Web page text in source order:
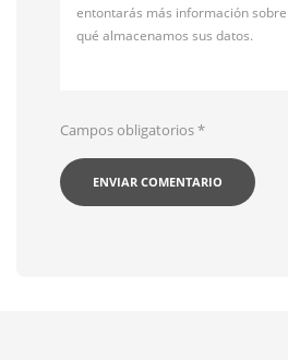
entontarás más información
qué almacenamos sus datos.
Campos obligatorios*